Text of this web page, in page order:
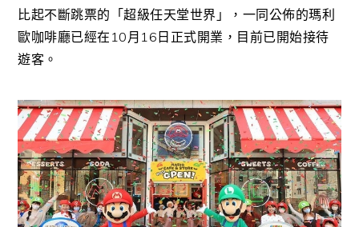
比起不斷跳票的「超級任天堂世界」，一同公佈的瑪利
歐咖啡廳已經在10月16日正式開業，目前已開始接待
遊客。